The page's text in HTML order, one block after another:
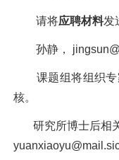
请将应聘材料发
孙静，
课题组将组织
核。
研究所博士后相关